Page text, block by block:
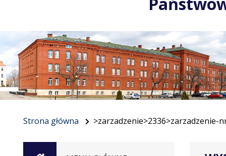
Strona główna >zarzadzenie>2336>zarzadzenie-